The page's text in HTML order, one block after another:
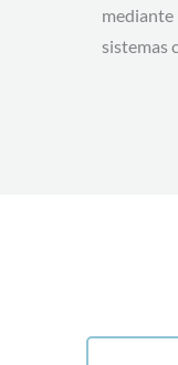
mediante
sistemas